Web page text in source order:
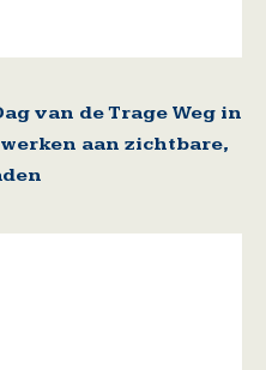
van de Trage Weg in
aan zichtbare,